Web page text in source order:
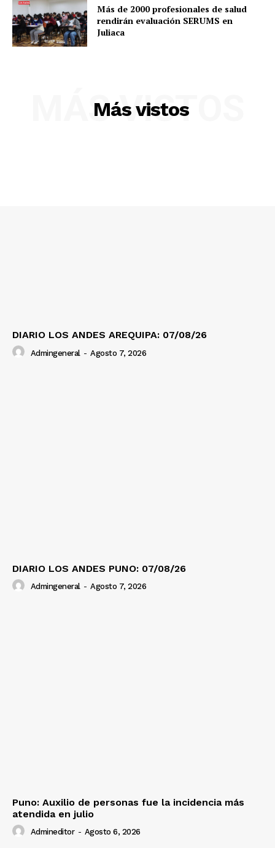
SUSCRIBETE
Más de 2000 profesionales de salud
rendirán evaluación SERUMS en
Juliaca
Más vistos
MÁS VISTOS
DIARIO LOS ANDES AREQUIPA: 07/08/26
Admingeneral - Agosto 7, 2026
DIARIO LOS ANDES PUNO: 07/08/26
Admingeneral - Agosto 7, 2026
Puno: Auxilio de personas fue la incidencia más
atendida en julio
Admineditor - Agosto 6, 2026